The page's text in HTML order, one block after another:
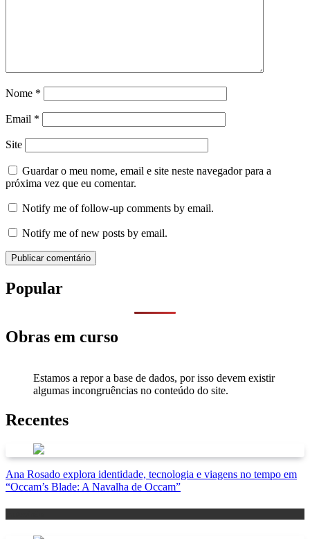
Nome *
Email *
Site
Guardar o meu nome, email e site neste navegador para a
próxima vez que eu comentar.
Notify me of follow-up comments by email.
Notify me of new posts by email.
Popular
Obras em curso
Estamos a repor a base de dados, por isso devem existir
algumas incongruências no conteúdo do site.
Recentes
Ana Rosado explora identidade, tecnologia e viagens no tempo em
“Occam’s Blade: A Navalha de Occam”